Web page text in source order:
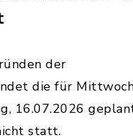
der
die für
16.07.2026
statt.